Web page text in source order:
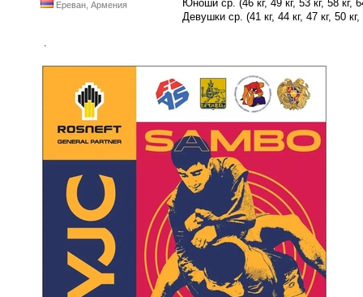
Ереван, Армения
Юноши ср. (46 кг, 49 кг, 53 кг, 58 кг,
Девушки ср. (41 кг, 44 кг, 47 кг, 50 кг,
.